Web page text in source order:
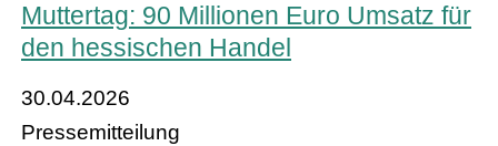
Muttertag: 90 Millionen Euro Umsatz für
den hessischen Handel
30.04.2026
Pressemitteilung